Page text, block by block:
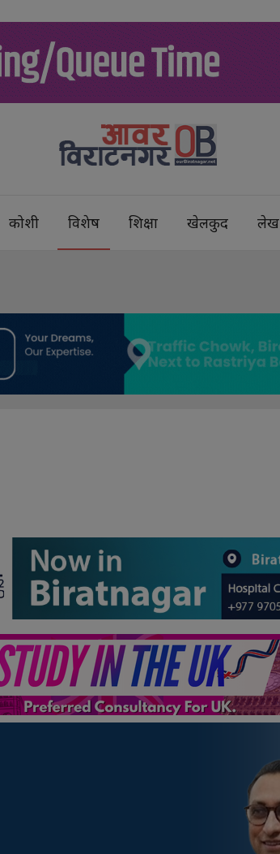
कोशी विशेष शिक्षा खेलकुद लेख